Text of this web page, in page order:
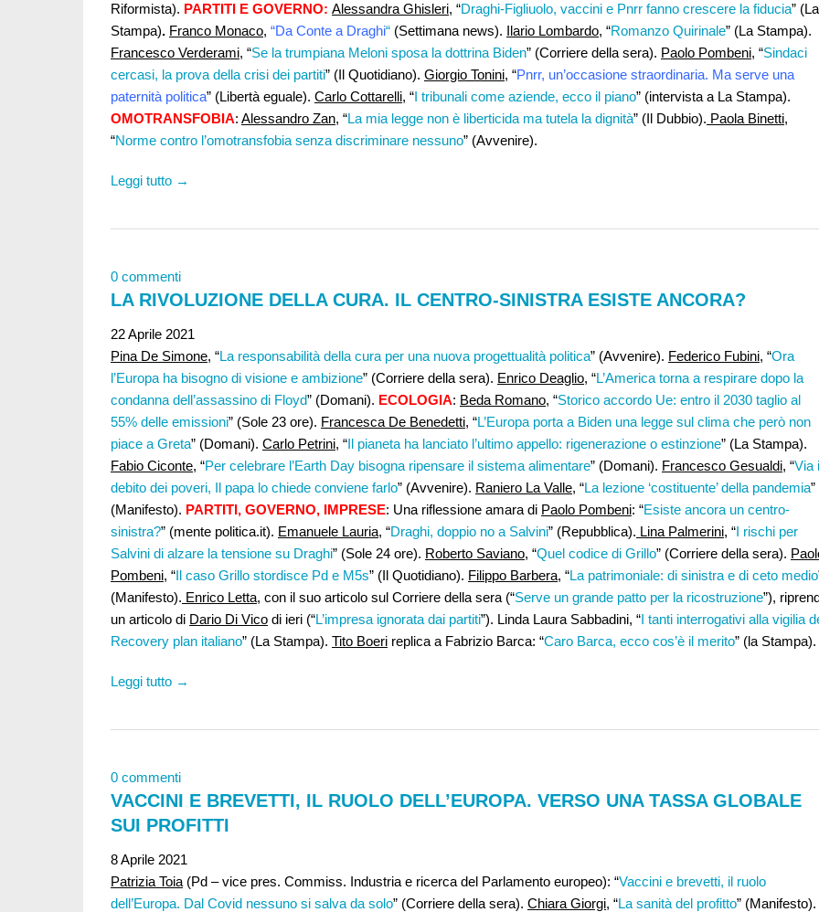
Riformista). PARTITI E GOVERNO: Alessandra Ghisleri, “Draghi-Figliuolo, vaccini e Pnrr fanno crescere la fiducia” (La
Stampa). Franco Monaco, “Da Conte a Draghi“ (Settimana news). Ilario Lombardo, “Romanzo Quirinale” (La Stampa).
Francesco Verderami, “Se la trumpiana Meloni sposa la dottrina Biden” (Corriere della sera). Paolo Pombeni, “Sindaci
cercasi, la prova della crisi dei partiti” (Il Quotidiano). Giorgio Tonini, “Pnrr, un’occasione straordinaria. Ma serve una
paternità politica” (Libertà eguale). Carlo Cottarelli, “I tribunali come aziende, ecco il piano” (intervista a La Stampa).
OMOTRANSFOBIA: Alessandro Zan, “La mia legge non è liberticida ma tutela la dignità” (Il Dubbio). Paola Binetti,
“Norme contro l’omotransfobia senza discriminare nessuno” (Avvenire).
Leggi tutto →
0 commenti
LA RIVOLUZIONE DELLA CURA. IL CENTRO-SINISTRA ESISTE ANCORA?
22 Aprile 2021
Pina De Simone, “La responsabilità della cura per una nuova progettualità politica” (Avvenire). Federico Fubini, “Ora
l’Europa ha bisogno di visione e ambizione” (Corriere della sera). Enrico Deaglio, “L’America torna a respirare dopo la
condanna dell’assassino di Floyd” (Domani). ECOLOGIA: Beda Romano, “Storico accordo Ue: entro il 2030 taglio al
55% delle emissioni” (Sole 23 ore). Francesca De Benedetti, “L’Europa porta a Biden una legge sul clima che però non
piace a Greta” (Domani). Carlo Petrini, “Il pianeta ha lanciato l’ultimo appello: rigenerazione o estinzione” (La Stampa).
Fabio Ciconte, “Per celebrare l’Earth Day bisogna ripensare il sistema alimentare” (Domani). Francesco Gesualdi, “Via
debito dei poveri, Il papa lo chiede conviene farlo” (Avvenire). Raniero La Valle, “La lezione ‘costituente’ della pandemia”
(Manifesto). PARTITI, GOVERNO, IMPRESE: Una riflessione amara di Paolo Pombeni: “Esiste ancora un centro-
sinistra?” (mente politica.it). Emanuele Lauria, “Draghi, doppio no a Salvini” (Repubblica). Lina Palmerini, “I rischi per
Salvini di alzare la tensione su Draghi” (Sole 24 ore). Roberto Saviano, “Quel codice di Grillo” (Corriere della sera).
Pombeni, “Il caso Grillo stordisce Pd e M5s” (Il Quotidiano). Filippo Barbera, “La patrimoniale: di sinistra e di ceto medio
(Manifesto). Enrico Letta, con il suo articolo sul Corriere della sera (“Serve un grande patto per la ricostruzione”),
un articolo di Dario Di Vico di ieri (“L’impresa ignorata dai partiti”). Linda Laura Sabbadini, “I tanti interrogativi alla vigilia
Recovery plan italiano” (La Stampa). Tito Boeri replica a Fabrizio Barca: “Caro Barca, ecco cos’è il merito” (la Stampa).
Leggi tutto →
0 commenti
VACCINI E BREVETTI, IL RUOLO DELL’EUROPA. VERSO UNA TASSA GLOBALE
SUI PROFITTI
8 Aprile 2021
Patrizia Toia (Pd – vice pres. Commiss. Industria e ricerca del Parlamento europeo): “Vaccini e brevetti, il ruolo
dell’Europa. Dal Covid nessuno si salva da solo” (Corriere della sera). Chiara Giorgi, “La sanità del profitto” (Manifesto).